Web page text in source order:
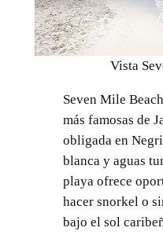
Vista
Seven Mile
más famosas de
obligada en
blanca y aguas
playa ofrece
hacer snorkel o
bajo el sol